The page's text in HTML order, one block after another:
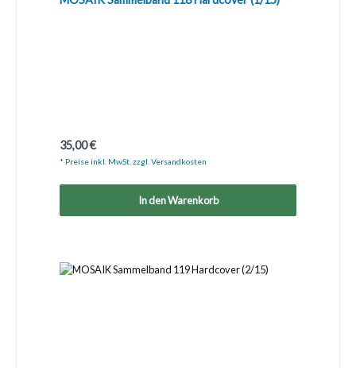
Regulärer Preis:
35,00 €
* Preise inkl. MwSt. zzgl. Versandkosten
In den Warenkorb